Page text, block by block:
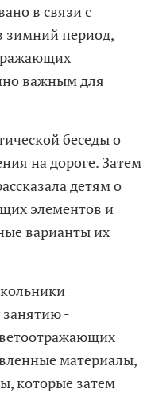
в связи с
зимний период,
важным для
беседы о
на дороге. Затем
детям о
элементов и
варианты их
занятию -
материалы,
которые затем